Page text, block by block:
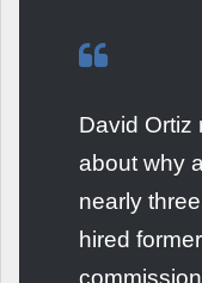
David Ortiz
about why
nearly
hired